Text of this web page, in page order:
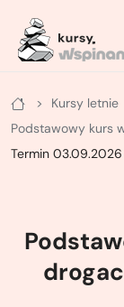
Kursy letnie
Podstawowy kurs
Termin
Letnie
Zimowe
Kurs na ściance
Kurs po drogach
Kurs skałkowy
Podstawowy
Kurs turystyki
Kurs turystyki
Kurs
zaawansowany